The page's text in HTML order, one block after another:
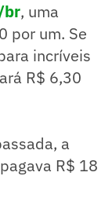
br, uma
por um. Se
incríveis
R$ 6,30
a
R$ 18